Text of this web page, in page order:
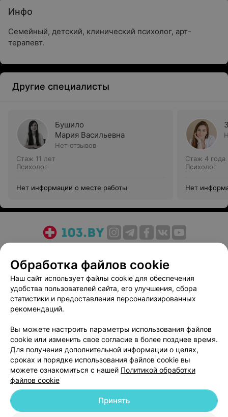
Инфо
Семейный, детский, клинический психолог, арт-
терапевт.
Другие специалисты
Бушило
Мария Васильевна
Нет отзывов
Стаж 11 лет
Психолог
Нет информации о месте работы
Стаж 4 года
Психолог
Нет
Медицинский маркетинг
Публичный договор
Пользовательское соглашение
Способы оплаты
Вакансии
Партнеры
Написать руководителю 103.by
Персональные настройки cookie
Обработка персональных данных
Обработка файлов cookie
Наш сайт использует файлы cookie для обеспечения
удобства пользователей сайта, его улучшения, сбора
статистики и предоставления персонализированных
рекомендаций.
Вы можете настроить параметры использования файлов
cookie или изменить свое согласие в более позднее время.
Для получения дополнительной информации о целях,
сроках и порядке использования файлов cookie вы
можете ознакомиться с нашей Политикой обработки
файлов cookie
Принять